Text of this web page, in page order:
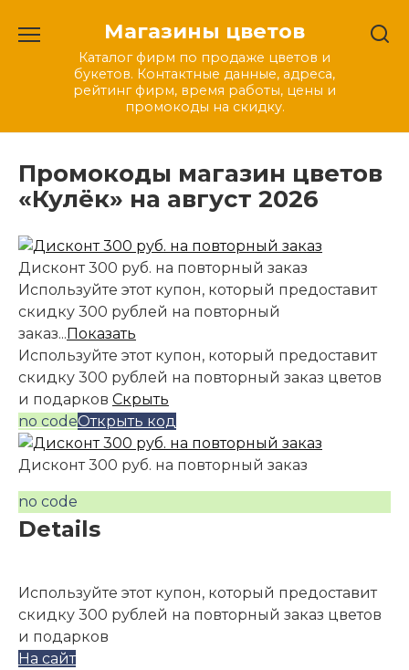
содержанию
Магазины цветов
Каталог фирм по продаже цветов и
букетов. Контактные данные, адреса,
рейтинг фирм, время работы, цены и
промокоды на скидку.
Промокоды магазин цветов
«Кулёк» на август 2026
Дисконт 300 руб. на повторный заказ
Используйте этот купон, который предоставит
скидку 300 рублей на повторный
заказ...Показать
Используйте этот купон, который предоставит
скидку 300 рублей на повторный заказ цветов
и подарков Скрыть
no codeОткрыть код
Дисконт 300 руб. на повторный заказ
no code
Details
Используйте этот купон, который предоставит
скидку 300 рублей на повторный заказ цветов
и подарков
На сайт